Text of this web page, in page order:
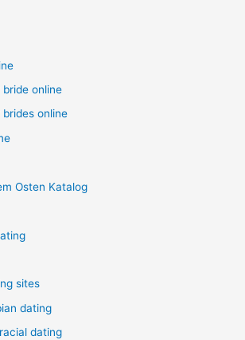
online
online
Osten Katalog
sites
dating
dating